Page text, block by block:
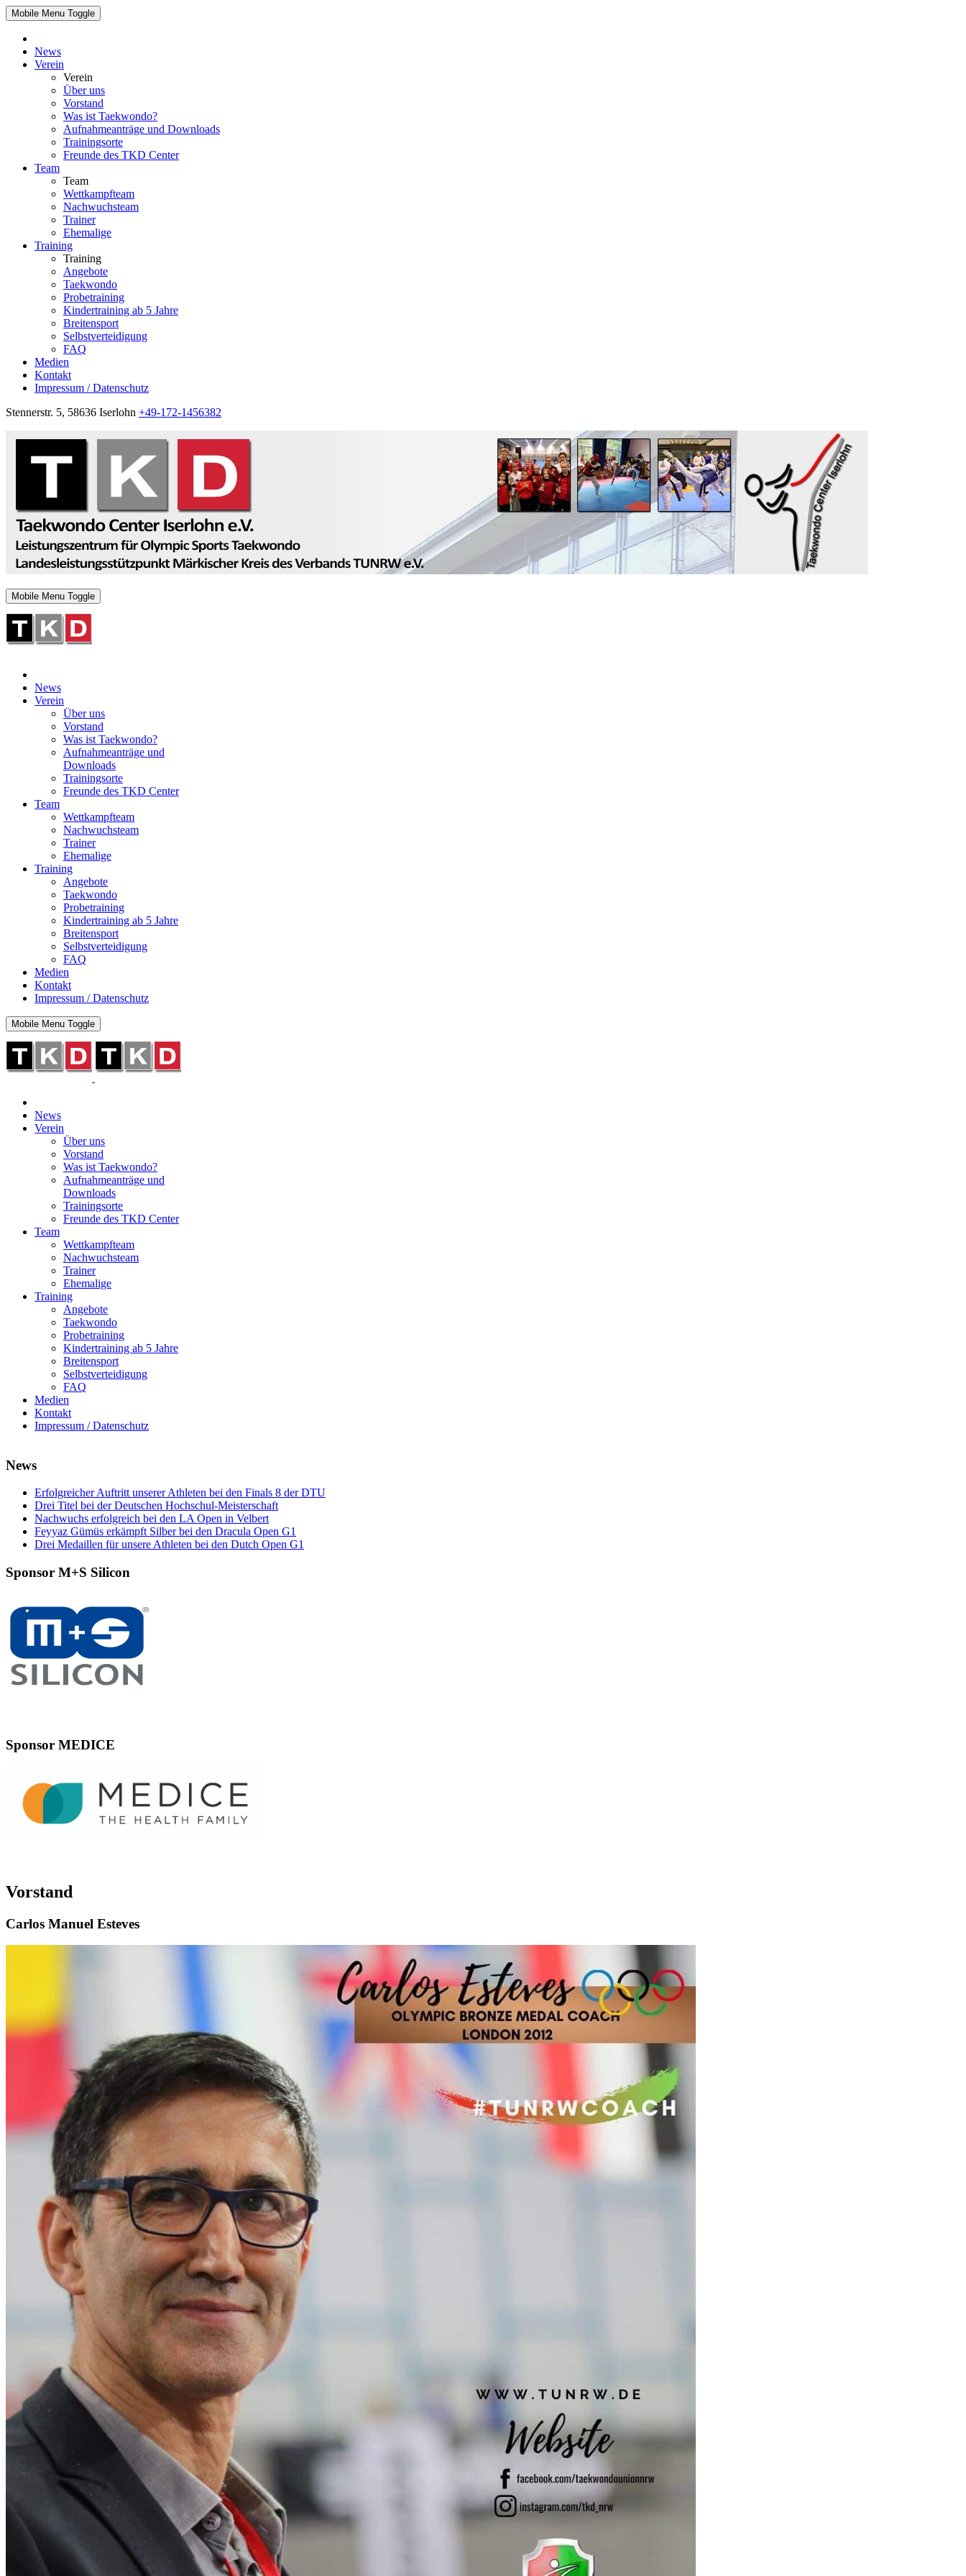
Mobile Menu Toggle
News
Verein
Verein
Über uns
Vorstand
Was ist Taekwondo?
Aufnahmeanträge und Downloads
Trainingsorte
Freunde des TKD Center
Team
Team
Wettkampfteam
Nachwuchsteam
Trainer
Ehemalige
Training
Training
Angebote
Taekwondo
Probetraining
Kindertraining ab 5 Jahre
Breitensport
Selbstverteidigung
FAQ
Medien
Kontakt
Impressum / Datenschutz
Stennerstr. 5, 58636 Iserlohn +49-172-1456382
Mobile Menu Toggle
News
Verein
Über uns
Vorstand
Was ist Taekwondo?
Aufnahmeanträge und
Downloads
Trainingsorte
Freunde des TKD Center
Team
Wettkampfteam
Nachwuchsteam
Trainer
Ehemalige
Training
Angebote
Taekwondo
Probetraining
Kindertraining ab 5 Jahre
Breitensport
Selbstverteidigung
FAQ
Medien
Kontakt
Impressum / Datenschutz
Mobile Menu Toggle
News
Verein
Über uns
Vorstand
Was ist Taekwondo?
Aufnahmeanträge und
Downloads
Trainingsorte
Freunde des TKD Center
Team
Wettkampfteam
Nachwuchsteam
Trainer
Ehemalige
Training
Angebote
Taekwondo
Probetraining
Kindertraining ab 5 Jahre
Breitensport
Selbstverteidigung
FAQ
Medien
Kontakt
Impressum / Datenschutz
News
Erfolgreicher Auftritt unserer Athleten bei den Finals 8 der DTU
Drei Titel bei der Deutschen Hochschul-Meisterschaft
Nachwuchs erfolgreich bei den LA Open in Velbert
Feyyaz Gümüs erkämpft Silber bei den Dracula Open G1
Drei Medaillen für unsere Athleten bei den Dutch Open G1
Sponsor M+S Silicon
Sponsor MEDICE
Vorstand
Carlos Manuel Esteves